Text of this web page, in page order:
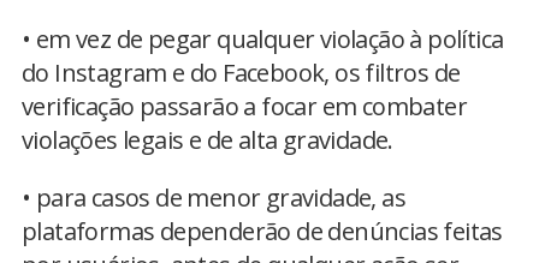
• em vez de pegar qualquer violação à política
do Instagram e do Facebook, os filtros de
verificação passarão a focar em combater
violações legais e de alta gravidade.
• para casos de menor gravidade, as
plataformas dependerão de denúncias feitas